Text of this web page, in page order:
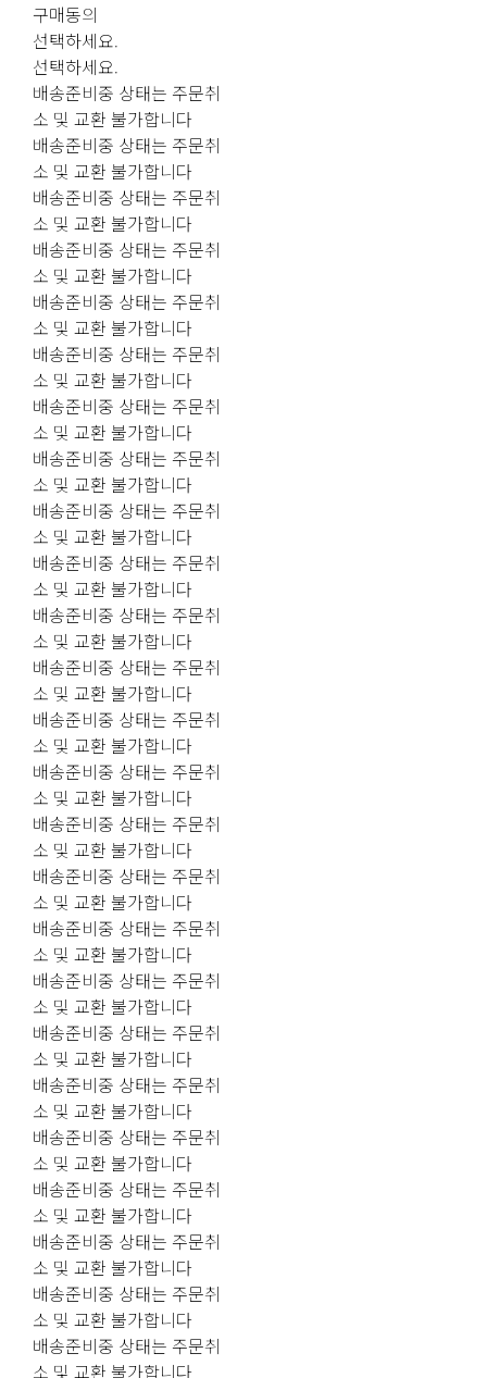
구매동의
선택하세요.
선택하세요.
배송준비중 상태는 주문취
소 및 교환 불가합니다
배송준비중 상태는 주문취
소 및 교환 불가합니다
배송준비중 상태는 주문취
소 및 교환 불가합니다
배송준비중 상태는 주문취
소 및 교환 불가합니다
배송준비중 상태는 주문취
소 및 교환 불가합니다
배송준비중 상태는 주문취
소 및 교환 불가합니다
배송준비중 상태는 주문취
소 및 교환 불가합니다
배송준비중 상태는 주문취
소 및 교환 불가합니다
배송준비중 상태는 주문취
소 및 교환 불가합니다
배송준비중 상태는 주문취
소 및 교환 불가합니다
배송준비중 상태는 주문취
소 및 교환 불가합니다
배송준비중 상태는 주문취
소 및 교환 불가합니다
배송준비중 상태는 주문취
소 및 교환 불가합니다
배송준비중 상태는 주문취
소 및 교환 불가합니다
배송준비중 상태는 주문취
소 및 교환 불가합니다
배송준비중 상태는 주문취
소 및 교환 불가합니다
배송준비중 상태는 주문취
소 및 교환 불가합니다
배송준비중 상태는 주문취
소 및 교환 불가합니다
배송준비중 상태는 주문취
소 및 교환 불가합니다
배송준비중 상태는 주문취
소 및 교환 불가합니다
배송준비중 상태는 주문취
소 및 교환 불가합니다
배송준비중 상태는 주문취
소 및 교환 불가합니다
배송준비중 상태는 주문취
소 및 교환 불가합니다
배송준비중 상태는 주문취
소 및 교환 불가합니다
배송준비중 상태는 주문취
소 및 교환 불가합니다